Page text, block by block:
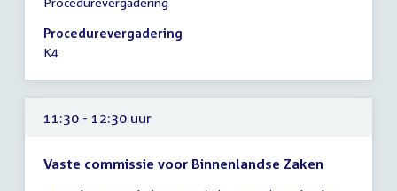
vergadering
10:15
-
uur
Procedurevergadering
K4
11:30 - 12:30 uur
Vaste commissie voor Binnenlandse Zaken